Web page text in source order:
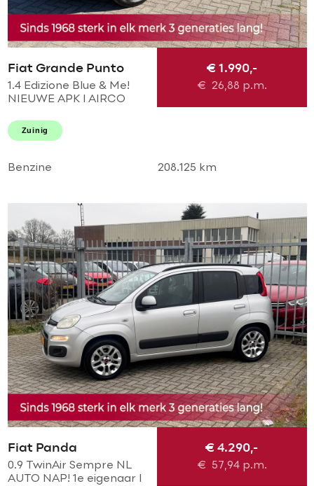
Fiat Grande Punto
1.4 Edizione Blue & Me!
NIEUWE APK l AIRCO
GOED ONDERHOUDEN!
€ 1.990,-
€ 26,88 p.m.
Zuinig
Benzine 208.125 km
Fiat Panda
0.9 TwinAir Sempre NL
AUTO NAP! 1e eigenaar l
€ 4.290,-
€ 57,94p.m.